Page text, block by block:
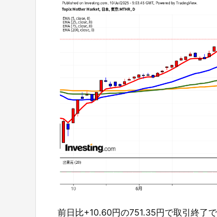
前日比+10.60円の751.35円で取引終了